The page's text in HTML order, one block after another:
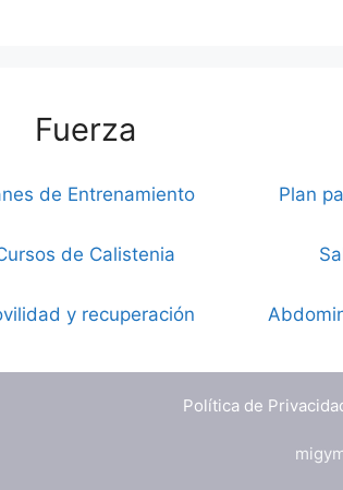
Fuerza
de Entrenamiento
de Calistenia
y recuperación
Plan
Política de